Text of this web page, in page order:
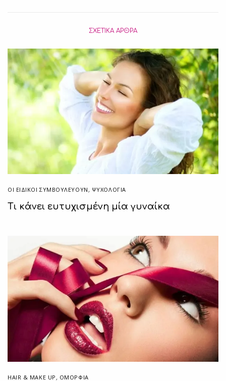
ΣΧΕΤΙΚΆ ΆΡΘΡΑ
ΟΙ ΕΙΔΙΚΟΊ ΣΥΜΒΟΥΛΕΎΟΥΝ , ΨΥΧΟΛΟΓΙΑ
Τι κάνει ευτυχισμένη μία γυναίκα
HAIR & MAKE UP , ΟΜΟΡΦΙΑ